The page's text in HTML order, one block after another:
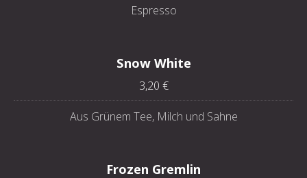
Espresso
Snow White
3,20 €
Aus Grünem Tee, Milch und Sahne
Frozen Gremlin